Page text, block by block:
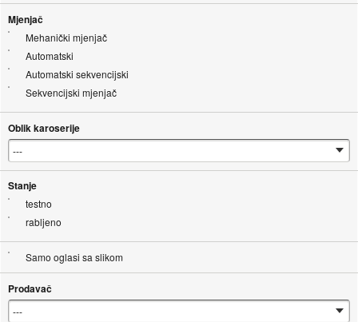
Mjenjač
Mehanički mjenjač
Automatski
Automatski sekvencijski
Sekvencijski mjenjač
Oblik karoserije
Stanje
testno
rabljeno
Samo oglasi sa slikom
Prodavač